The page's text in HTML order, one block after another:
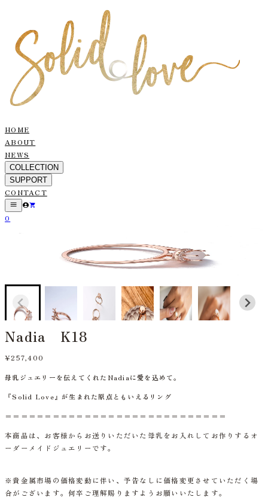
HOME
ABOUT
NEWS
COLLECTION
SUPPORT
CONTACT
0
Nadia K18
¥257,400
母乳ジュエリーを伝えてくれたNadiaに愛を込めて。
『Solid Love』が生まれた原点ともいえるリング
＝＝＝＝＝＝＝＝＝＝＝＝＝＝＝＝＝＝＝＝＝＝＝＝＝＝＝＝
本商品は、お客様からお送りいただいた母乳をお入れしてお作りするオ
ーダーメイドジュエリーです。
※貴金属市場の価格変動に伴い、予告なしに価格変更させていただく場
合がございます。何卒ご理解賜りますようお願いいたします。